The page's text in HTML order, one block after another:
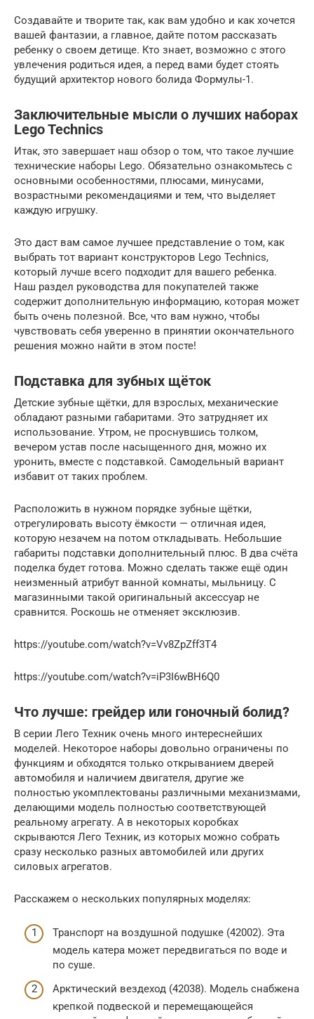
Создавайте и творите так, как вам удобно и как хочется
вашей фантазии, а главное, дайте потом рассказать
ребенку о своем детище. Кто знает, возможно с этого
увлечения родиться идея, а перед вами будет стоять
будущий архитектор нового болида Формулы-1.
Заключительные мысли о лучших наборах
Lego Technics
Итак, это завершает наш обзор о том, что такое лучшие
технические наборы Lego. Обязательно ознакомьтесь с
основными особенностями, плюсами, минусами,
возрастными рекомендациями и тем, что выделяет
каждую игрушку.
Это даст вам самое лучшее представление о том, как
выбрать тот вариант конструкторов Lego Technics,
который лучше всего подходит для вашего ребенка.
Наш раздел руководства для покупателей также
содержит дополнительную информацию, которая может
быть очень полезной. Все, что вам нужно, чтобы
чувствовать себя уверенно в принятии окончательного
решения можно найти в этом посте!
Подставка для зубных щёток
Детские зубные щётки, для взрослых, механические
обладают разными габаритами. Это затрудняет их
использование. Утром, не проснувшись толком,
вечером устав после насыщенного дня, можно их
уронить, вместе с подставкой. Самодельный вариант
избавит от таких проблем.
Расположить в нужном порядке зубные щётки,
отрегулировать высоту ёмкости — отличная идея,
которую незачем на потом откладывать. Небольшие
габариты подставки дополнительный плюс. В два счёта
поделка будет готова. Можно сделать также ещё один
неизменный атрибут ванной комнаты, мыльницу. С
магазинными такой оригинальный аксессуар не
сравнится. Роскошь не отменяет эксклюзив.
https://youtube.com/watch?v=Vv8ZpZff3T4
https://youtube.com/watch?v=iP3I6wBH6Q0
Что лучше: грейдер или гоночный болид?
В серии Лего Техник очень много интереснейших
моделей. Некоторое наборы довольно ограничены по
функциям и обходятся только открыванием дверей
автомобиля и наличием двигателя, другие же
полностью укомплектованы различными механизмами,
делающими модель полностью соответствующей
реальному агрегату. А в некоторых коробках
скрываются Лего Техник, из которых можно собрать
сразу несколько разных автомобилей или других
силовых агрегатов.
Расскажем о нескольких популярных моделях:
Транспорт на воздушной подушке (42002). Эта
модель катера может передвигаться по воде и
по суше.
Арктический вездеход (42038). Модель снабжена
крепкой подвеской и перемещающейся